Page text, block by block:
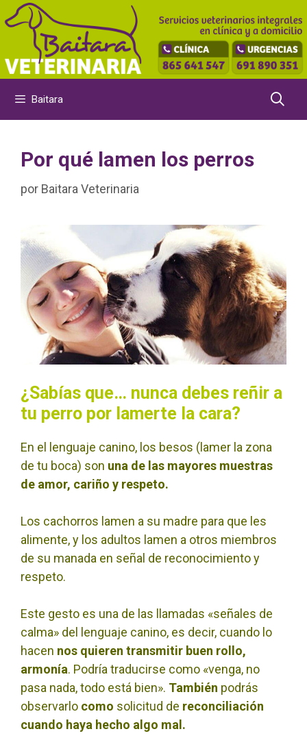
Saltar
al
contenido
Baitara
Por qué lamen los perros
por Baitara Veterinaria
¿Sabías que… nunca debes reñir a
tu perro por lamerte la cara?
En el lenguaje canino, los besos (lamer la zona
de tu boca) son una de las mayores muestras
de amor, cariño y respeto.
Los cachorros lamen a su madre para que les
alimente, y los adultos lamen a otros miembros
de su manada en señal de reconocimiento y
respeto.
Este gesto es una de las llamadas «señales de
calma» del lenguaje canino, es decir, cuando lo
hacen nos quieren transmitir buen rollo,
armonía. Podría traducirse como «venga, no
pasa nada, todo está bien». También podrás
observarlo como solicitud de reconciliación
cuando haya hecho algo mal.